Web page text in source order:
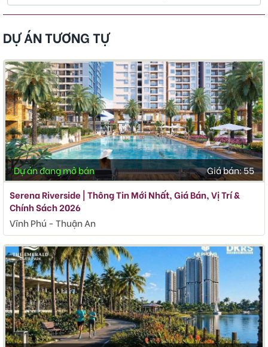
DỰ ÁN TƯƠNG TỰ
Dự án đang mở bán Giá bán:55
Serena Riverside | Thông Tin Mới Nhất, Giá Bán, Vị Trí &
Chính Sách 2026
Vĩnh Phú - Thuận An